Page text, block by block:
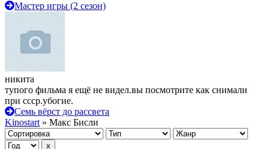
Мастер игры (2 сезон)
никита
тупого фильма я ещё не видел.вы посмотрите как снимали
при ссср.убогие.
Семь вёрст до рассвета
Kinostart » Макс Бисли